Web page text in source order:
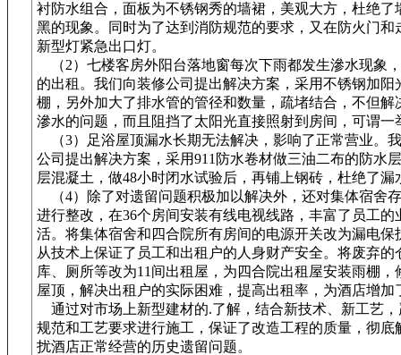
衬防水组合，面板为不锈钢秀的墙裙，美观大方，杜绝了
黑的现象。同时为了达到消防规范的要求，又在防火门和
新型灯紧急出口灯。
（2）七楼客房外阳台落地窗每次下雨都发生滲水现象
的出租。我们向装修公司提出解决方案，采用不锈钢加阳
棚，另外加大了排水管的管径和数量，疏堵结合，不但解
滲水的问题，而且阻挡了太阳光直接照射到房间，可谓一
（3）足浴屋顶漏水长期无法解决，影响了正常营业。
公司提出解决方案，采用911防水卷材做三油二布的防水
层混凝土，做48小时闭水试验后，再铺上钢砖，杜绝了漏
（4）除了对遗留问题积极加以解决外，还对集体宿舍
进行整改，在36个房间安装有线电视线路，丰富了员工的
活。将集体宿舍和四合院所有房间的电源开关改为漏电保
从技术上保证了员工和出租户的人身财产安全。将废弃的
库、厕所等改为11间出租屋，为四合院出租屋安装雨棚，
屋顶，解决出租户的实际困难，提高出租率，为酒店增加
通过对市场上新型建材的.了解，结合新技术、新工艺
规范和工艺要求进行施工，保证了改造工程的质量，彻底
扰酒店正常经营的历史遗留问题。